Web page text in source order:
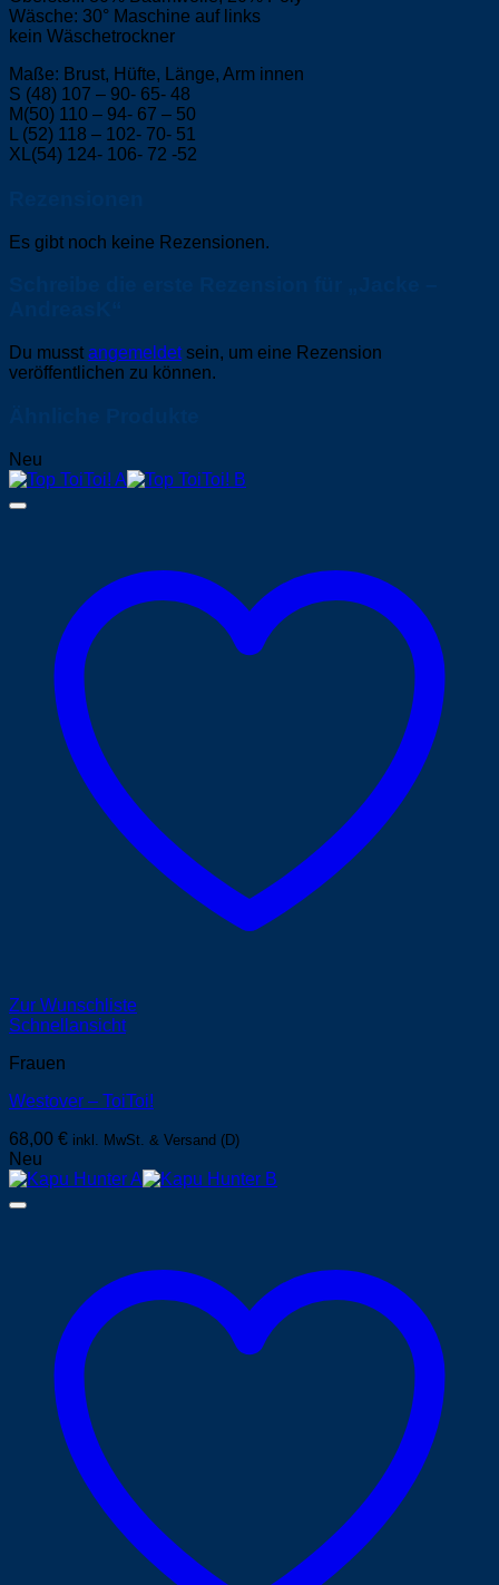
Wäsche: 30° Maschine auf links
kein Wäschetrockner
Maße: Brust, Hüfte, Länge, Arm innen
S (48) 107 – 90- 65- 48
M(50) 110 – 94- 67 – 50
L (52) 118 – 102- 70- 51
XL(54) 124- 106- 72 -52
Es gibt noch keine Rezensionen.
Du musst angemeldetsein, um eine Rezension
veröffentlichen zu können.
Neu
Zur Wunschliste
Schnellansicht
Frauen
Westover – ToiToi!
68,00 € inkl. MwSt. & Versand (D)
Neu